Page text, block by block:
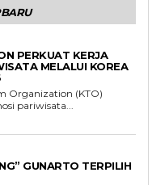
PERKUAT KERJA
MELALUI KOREA
Organization (KTO)
pariwisata...
GUNARTO TERPILIH